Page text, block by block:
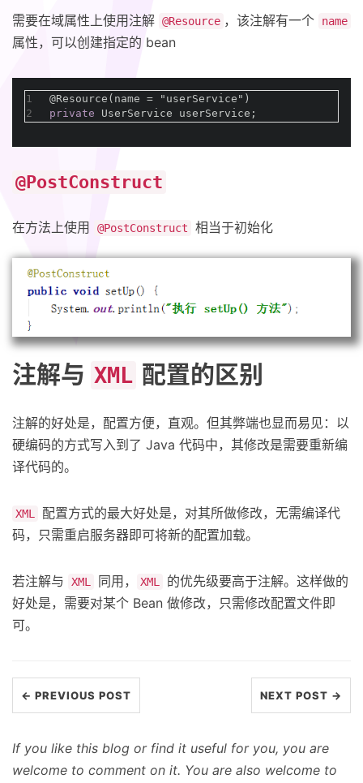
需要在域属性上使用注解 @Resource ，该注解有一个 name
属性，可以创建指定的 bean
1
2
@Resource(name = "userService" )
private UserService userService;
@PostConstruct
在方法上使用 @PostConstruct 相当于初始化
注解与 XML 配置的区别
注解的好处是，配置方便，直观。但其弊端也显而易见：以
硬编码的方式写入到了 Java 代码中，其修改是需要重新编
译代码的。
XML
配置方式的最大好处是，对其所做修改，无需编译代
码，只需重启服务器即可将新的配置加载。
若注解与 XML 同用， XML
的优先级要高于注解。这样做的
好处是，需要对某个 Bean 做修改，只需修改配置文件即
可。
← PREVIOUS POST NEXT POST →
If you like this blog or find it useful for you, you are
welcome to comment on it. You are also welcome to